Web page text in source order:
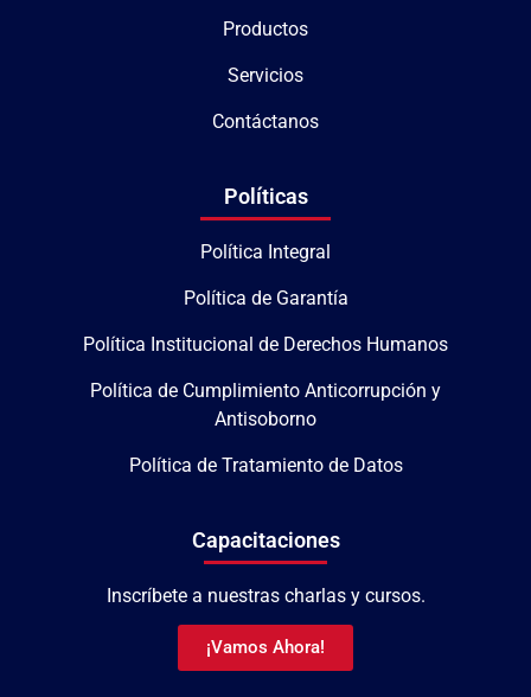
Productos
Servicios
Contáctanos
Políticas
Política Integral
Política de Garantía
Política Institucional de Derechos Humanos
Política de Cumplimiento Anticorrupción y
Antisoborno
Política de Tratamiento de Datos
Capacitaciones
Inscríbete a nuestras charlas y cursos.
¡Vamos Ahora!